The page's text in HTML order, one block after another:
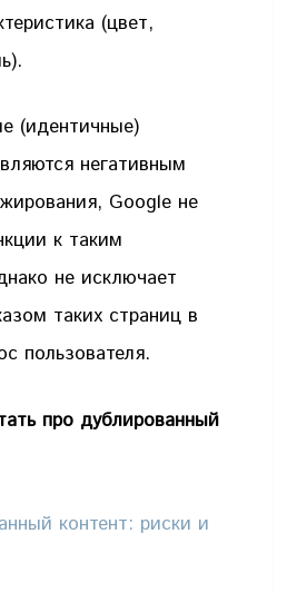
(цвет,
(идентичные)
негативным
Google не
к таким
не исключает
таких страниц в
пользователя.
про дублированный
контент: риски и